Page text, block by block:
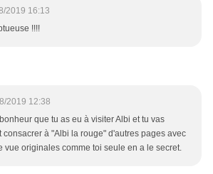
2019 16:13
!!!!
2019 12:38
que tu as eu à visiter Albi et tu vas
consacrer à "Albi la rouge" d'autres pages avec
vue originales comme toi seule en a le secret.